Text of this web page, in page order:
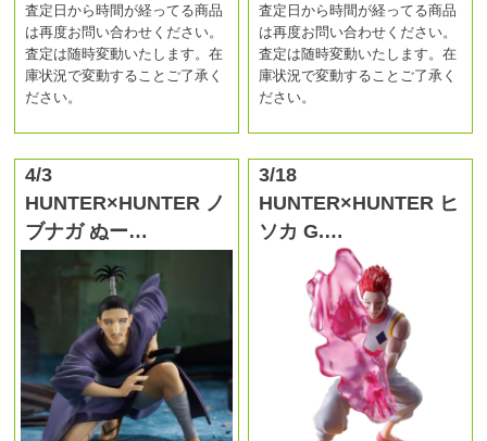
査定日から時間が経ってる商品
は再度お問い合わせください。
査定は随時変動いたします。在
庫状況で変動することご了承く
ださい。
査定日から時間が経ってる商品
は再度お問い合わせください。
査定は随時変動いたします。在
庫状況で変動することご了承く
ださい。
4/3
HUNTER×HUNTER ノ
ブナガ ぬー…
3/18
HUNTER×HUNTER ヒ
ソカ G.…